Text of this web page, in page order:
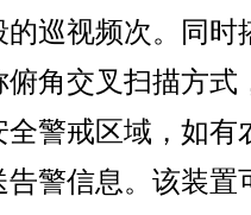
巡视频次。同时
角交叉扫描方式
警戒区域，如有
警信息。该装置